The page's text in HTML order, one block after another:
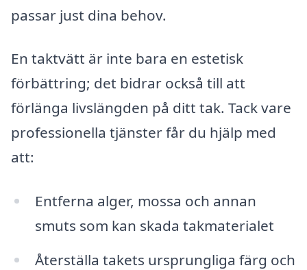
passar just dina behov.
En taktvätt är inte bara en estetisk
förbättring; det bidrar också till att
förlänga livslängden på ditt tak. Tack vare
professionella tjänster får du hjälp med
att:
Entferna alger, mossa och annan
smuts som kan skada takmaterialet
Återställa takets ursprungliga färg och